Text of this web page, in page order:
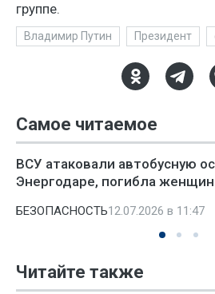
группе.
Владимир Путин Президент
Самое читаемое
ВСУ атаковали автобусную
Энергодаре, погибла
БЕЗОПАСНОСТЬ12.07.2026 в 11:47
Читайте также